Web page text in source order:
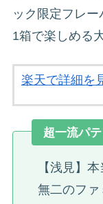
ック限定フレ
1箱で楽しめる
楽天で詳細を
超一流パ
【浅見】
無二のファ